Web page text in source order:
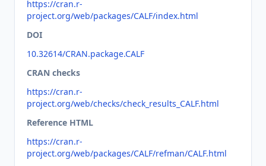
https://cran.r-
project.org/web/packages/CALF/index.html
DOI
10.32614/CRAN.package.CALF
CRAN checks
https://cran.r-
project.org/web/checks/check_results_CALF.html
Reference HTML
https://cran.r-
project.org/web/packages/CALF/refman/CALF.html